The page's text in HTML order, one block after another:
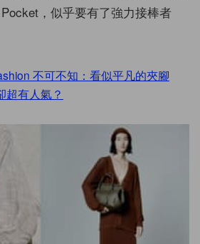
，似乎要有了強力接棒者
不可不知：看似平凡的夾腳
超有人氣？